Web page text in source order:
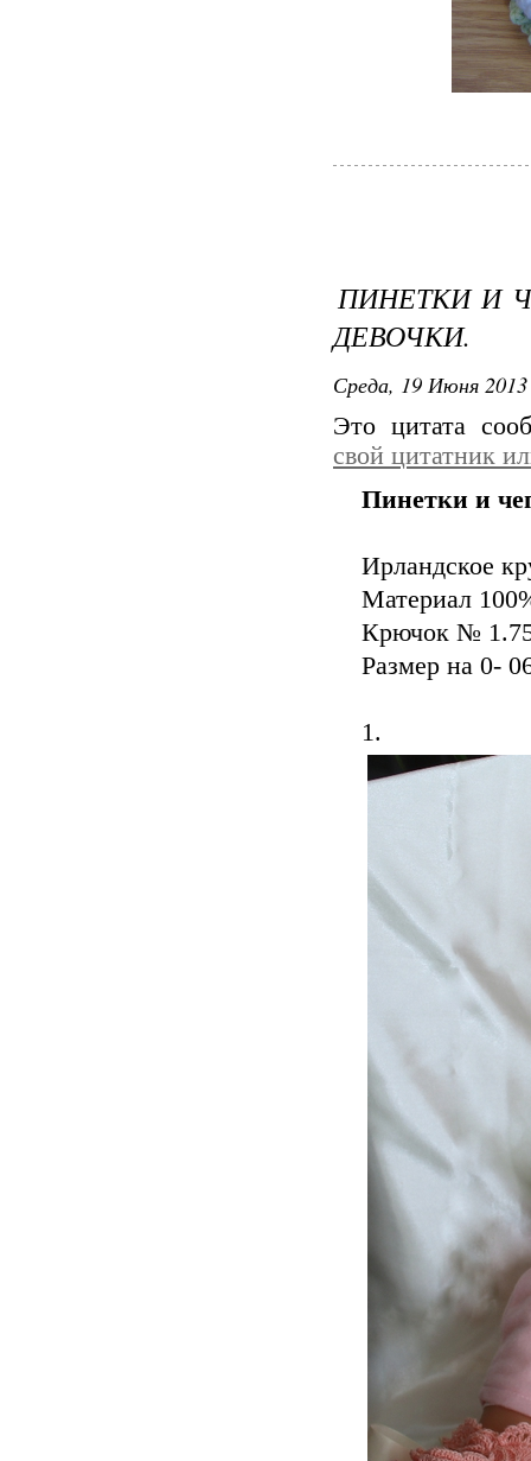
ПИНЕТКИ И
ДЕВОЧКИ.
Среда, 19 Июня
Это цитата
свой цитатник
Пинетки и
Ирландское
Материал
Крючок №
Размер на 0-
1.